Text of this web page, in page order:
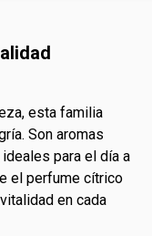
Son aromas
para el día a
el perfume cítrico
en cada